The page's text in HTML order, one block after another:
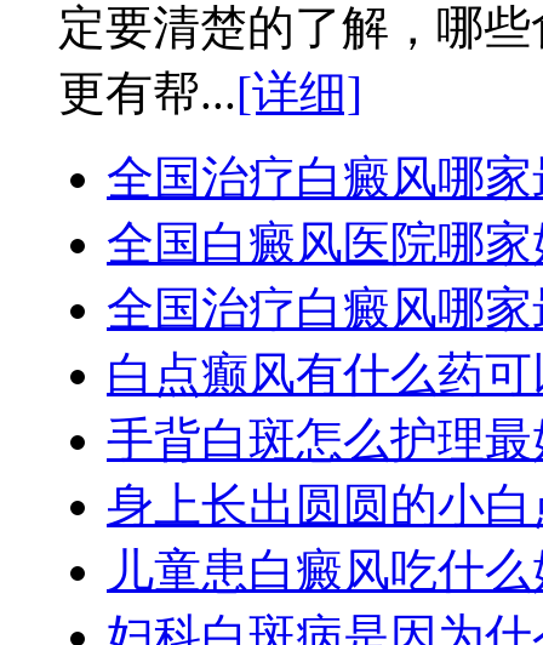
定要清楚的了解，哪
更有帮...[详细]
全国治疗白癜风哪
全国白癜风医院哪
全国治疗白癜风哪
白点癫风有什么药
手背白斑怎么护理最
身上长出圆圆的小
儿童患白癜风吃什